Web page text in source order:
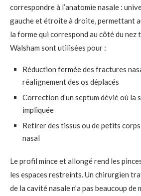
correspondre à l’anatomie nasale :
gauche et étroite à droite, permettant
la forme qui correspond au côté du nez
Walsham sont utilisées pour :
Réduction fermée des fractures
réalignement des os déplacés
Correction d’un septum dévié où la
impliquée
Retirer des tissus ou de petits
nasal
Le profil mince et allongé rend les
les espaces restreints. Un chirurgien
de la cavité nasale n’a pas beaucoup